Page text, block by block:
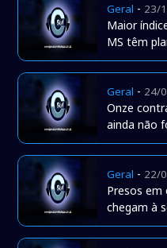
Geral - 23/
Maior
MS têm
Geral - 24/
Onze
ainda não
Geral - 22/
Presos em
chegam à